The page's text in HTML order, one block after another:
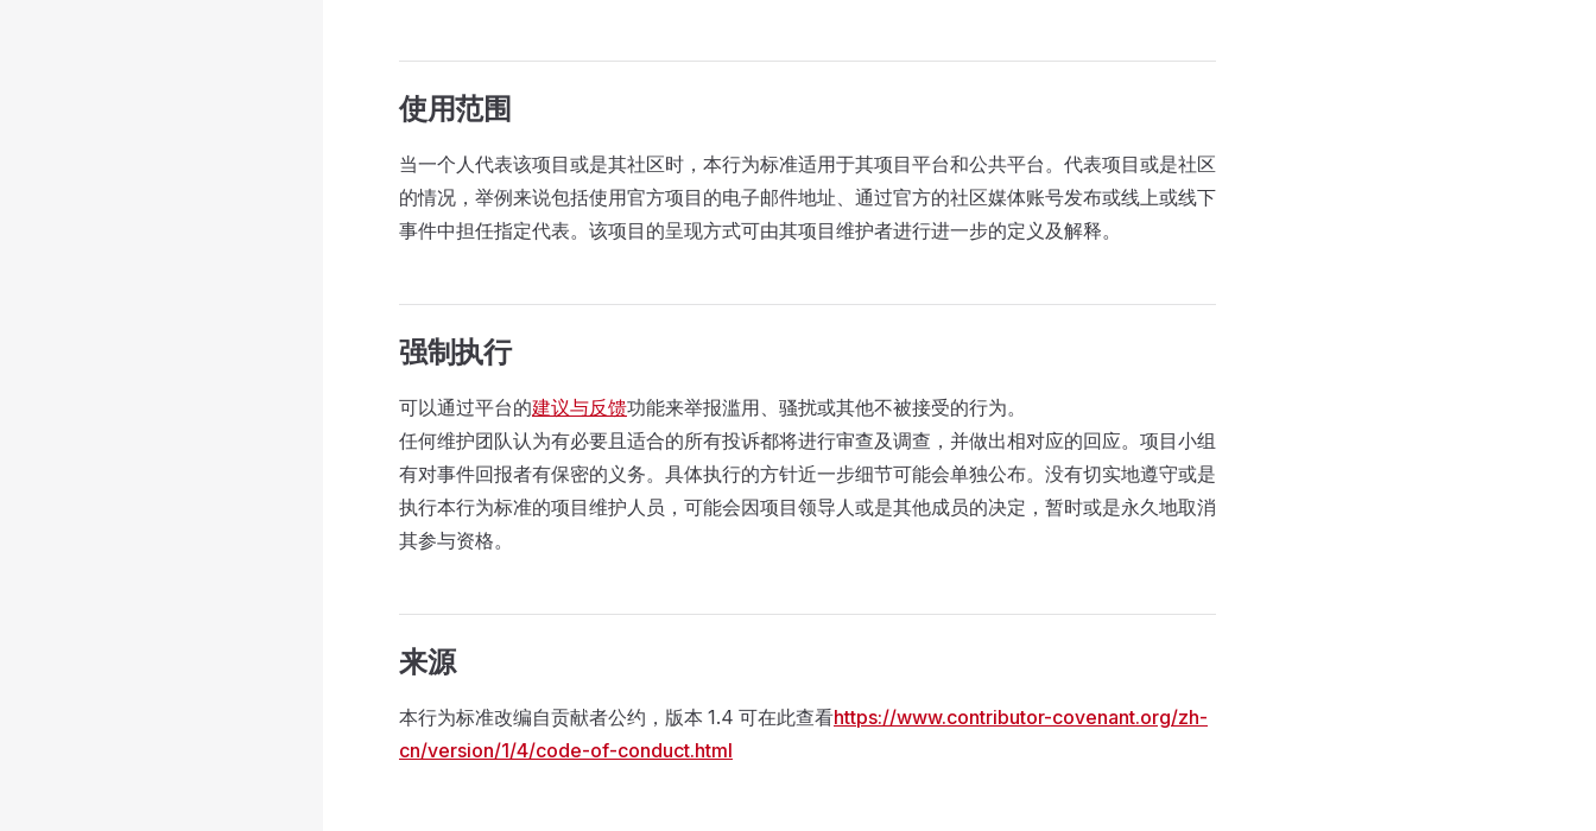
使用范围
当一个人代表该项目或是其社区时，本行为标准适用于其项目平台和公共平台。代表项目或是社区
的情况，举例来说包括使用官方项目的电子邮件地址、通过官方的社区媒体账号发布或线上或线下
事件中担任指定代表。该项目的呈现方式可由其项目维护者进行进一步的定义及解释。
强制执行
可以通过平台的建议与反馈功能来举报滥用、骚扰或其他不被接受的行为。
任何维护团队认为有必要且适合的所有投诉都将进行审查及调查，并做出相对应的回应。项目小组
有对事件回报者有保密的义务。具体执行的方针近一步细节可能会单独公布。没有切实地遵守或是
执行本行为标准的项目维护人员，可能会因项目领导人或是其他成员的决定，暂时或是永久地取消
其参与资格。
来源
本行为标准改编自贡献者公约，版本 1.4 可在此查看https://www.contributor-covenant.org/zh-
cn/version/1/4/code-of-conduct.html